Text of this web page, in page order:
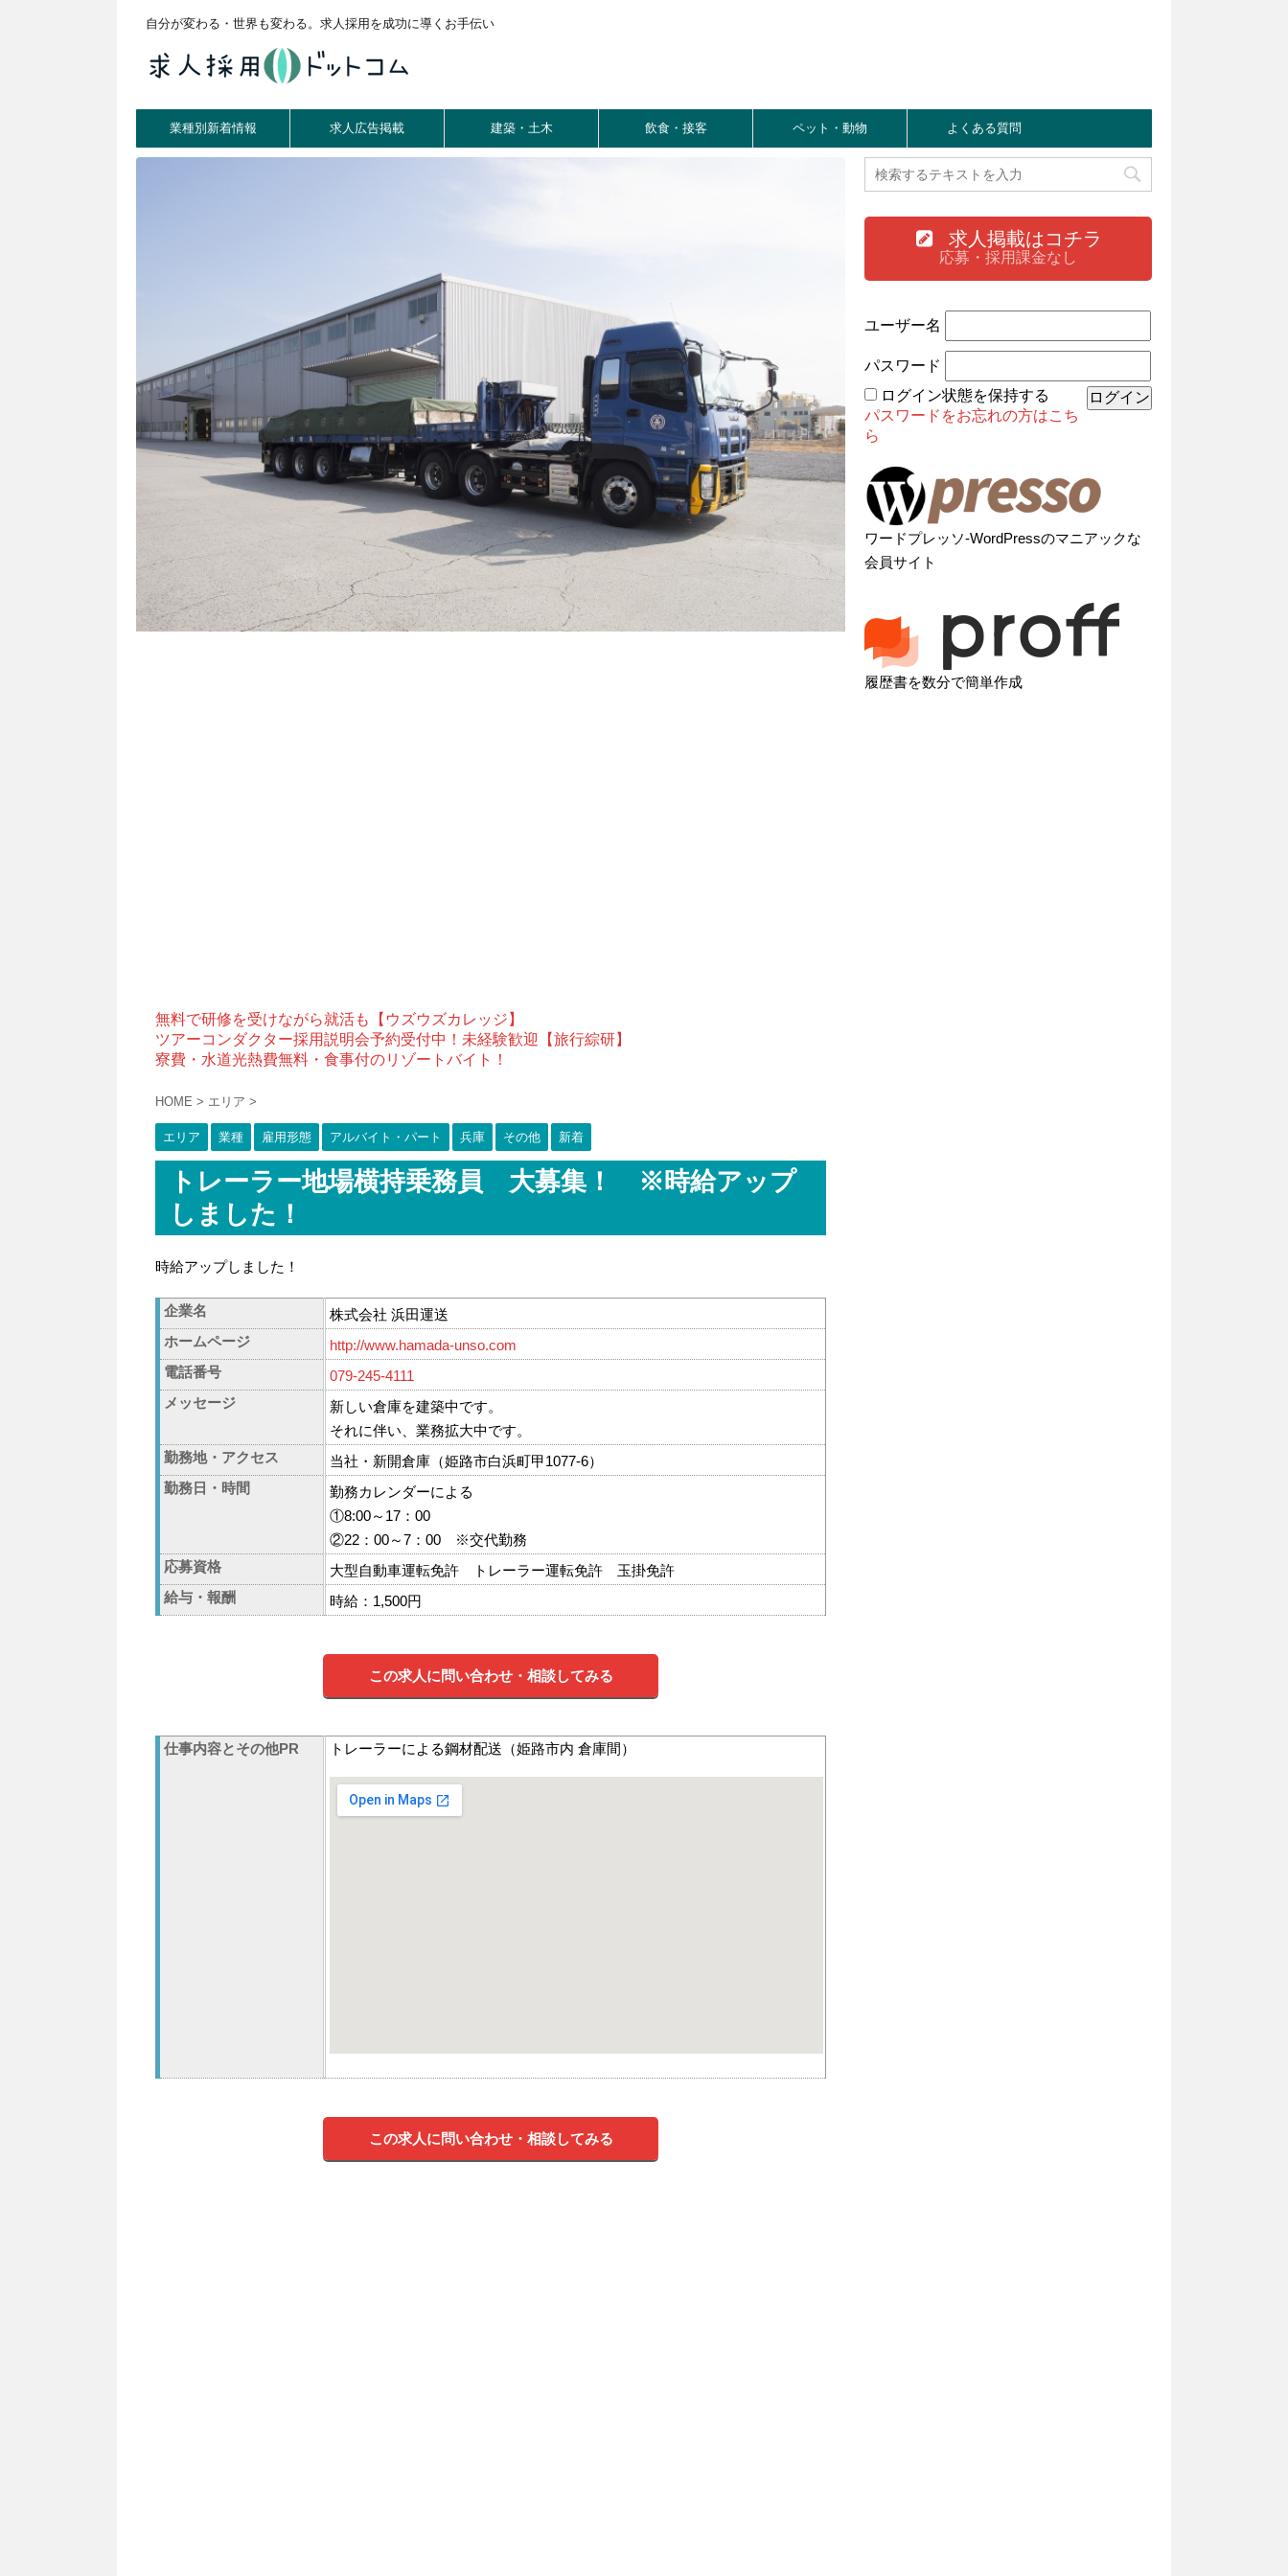
自分が変わる・世界も変わる。求人採用を成功に導くお手伝い
業種別新着情報 求人広告掲載 建築・土木 飲食・接客 ペット・動物 よくある質問
無料で研修を受けながら就活も【ウズウズカレッジ】
ツアーコンダクター採用説明会予約受付中！未経験歓迎【旅行綜研】
寮費・水道光熱費無料・食事付のリゾートバイト！
HOME > エリア >
エリア 業種 雇用形態 アルバイト・パート 兵庫 その他 新着
トレーラー地場横持乗務員 大募集！ ※時給アップ
しました！
時給アップしました！
企業名
株式会社 浜田運送
ホームページ
http://www.hamada-unso.com
電話番号
079-245-4111
メッセージ
新しい倉庫を建築中です。
それに伴い、業務拡大中です。
勤務地・アクセス
当社・新開倉庫（姫路市白浜町甲1077-6）
勤務日・時間
勤務カレンダーによる
①8:00～17：00
②22：00～7：00 ※交代勤務
応募資格
大型自動車運転免許 トレーラー運転免許 玉掛免許
給与・報酬
時給：1,500円
この求人に問い合わせ・相談してみる
仕事内容とその他PR トレーラーによる鋼材配送（姫路市内 倉庫間）
この求人に問い合わせ・相談してみる
求人掲載はコチラ
応募・採用課金なし
ユーザー名
パスワード
ログイン状態を保持する
パスワードをお忘れの方はこち
ら
ワードプレッソ-WordPressのマニアックな
会員サイト
履歴書を数分で簡単作成